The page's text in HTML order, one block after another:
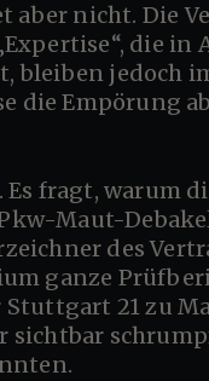
aber nicht. Die
die in
bleiben jedoch
die Empörung
Maut-
des
ganze
Stuttgart 21 zu
sichtbar